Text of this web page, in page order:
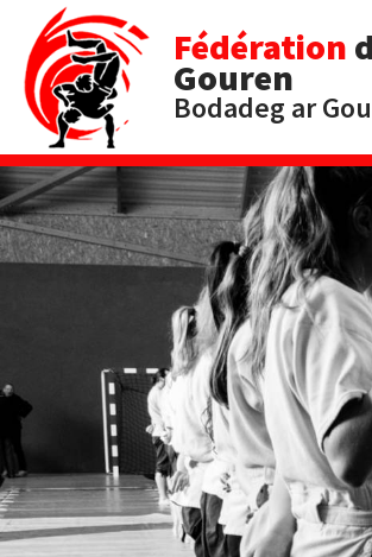
Fédération
Gouren
Bodadeg ar